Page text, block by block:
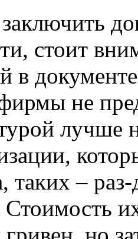
стоит
в
не
лучше
таких –